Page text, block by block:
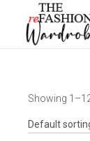
Showing
Default